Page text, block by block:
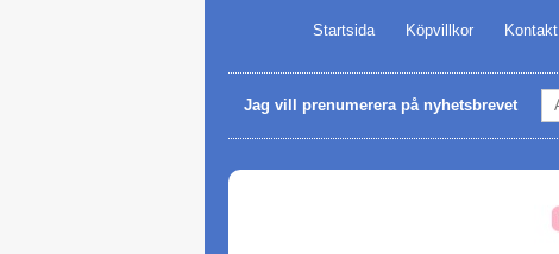
Startsida Köpvillkor Kontakt
Jag vill prenumerera på nyhetsbrevet